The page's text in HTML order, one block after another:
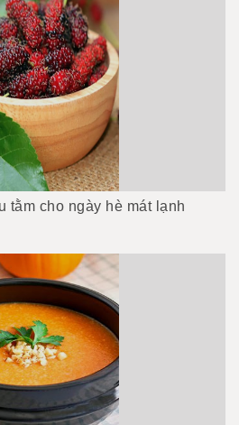
tằm cho ngày hè mát lạnh